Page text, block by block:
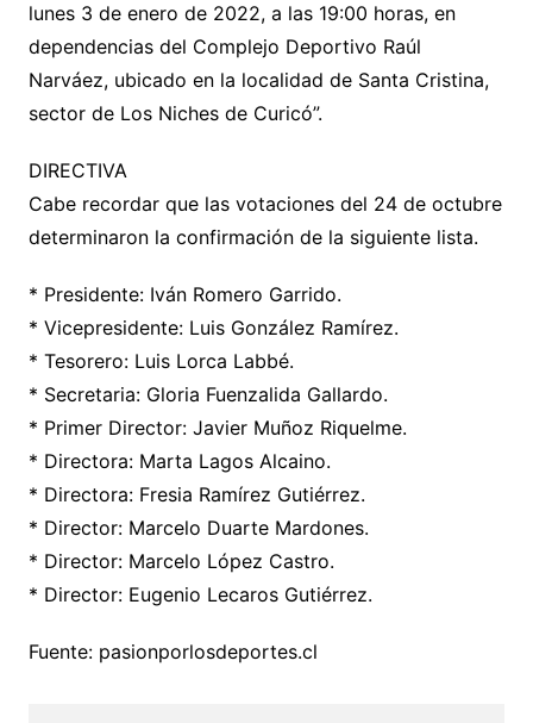
lunes 3 de enero de 2022, a las 19:00 horas, en
dependencias del Complejo Deportivo Raúl
Narváez, ubicado en la localidad de Santa Cristina,
sector de Los Niches de Curicó”.
DIRECTIVA
Cabe recordar que las votaciones del 24 de octubre
determinaron la confirmación de la siguiente lista.
* Presidente: Iván Romero Garrido.
* Vicepresidente: Luis González Ramírez.
* Tesorero: Luis Lorca Labbé.
* Secretaria: Gloria Fuenzalida Gallardo.
* Primer Director: Javier Muñoz Riquelme.
* Directora: Marta Lagos Alcaino.
* Directora: Fresia Ramírez Gutiérrez.
* Director: Marcelo Duarte Mardones.
* Director: Marcelo López Castro.
* Director: Eugenio Lecaros Gutiérrez.
Fuente: pasionporlosdeportes.cl